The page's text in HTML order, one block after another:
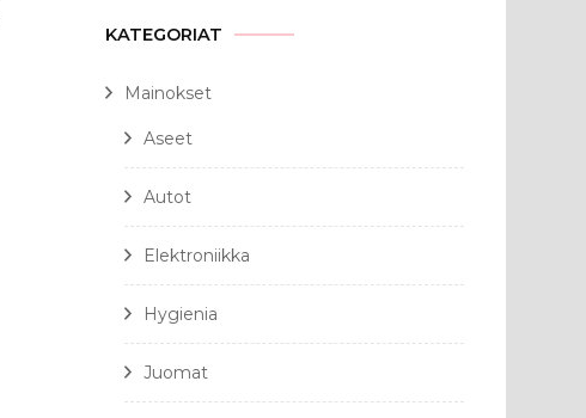
KATEGORIAT
Mainokset
Aseet
Autot
Elektroniikka
Hygienia
Juomat